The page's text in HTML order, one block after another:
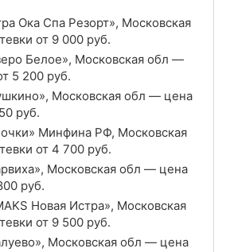
от 8 625руб.
3.7
3 отзывов
УДП РФ,
от9 800
4.0
Ока Спа Резорт», Московская
от 9 000 руб.
Белое», Московская обл —
5 200 руб.
Московская обл — цена
руб.
Минфина РФ, Московская
от 4 700 руб.
Московская обл — цена
руб.
Новая Истра», Московская
от 9 500 руб.
Московская обл — цена